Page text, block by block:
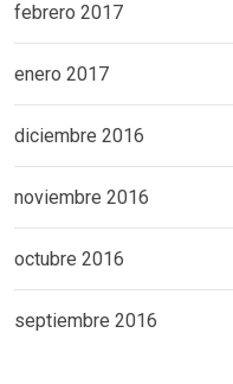
febrero 2017
enero 2017
diciembre 2016
noviembre 2016
octubre 2016
septiembre 2016